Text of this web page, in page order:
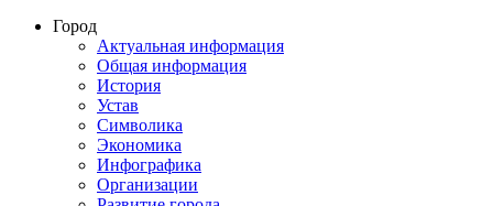
Город
Актуальная информация
Общая информация
История
Устав
Символика
Экономика
Инфографика
Организации